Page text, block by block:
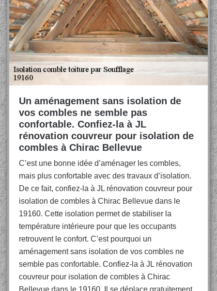
Un aménagement sans isolation de
vos combles ne semble pas
confortable. Confiez-la à JL
rénovation couvreur pour isolation de
combles à Chirac Bellevue
C’est une bonne idée d’aménager les combles,
mais plus confortable avec des travaux d’isolation.
De ce fait, confiez-la à JL rénovation couvreur pour
isolation de combles à Chirac Bellevue dans le
19160. Cette isolation permet de stabiliser la
température intérieure pour que les occupants
retrouvent le confort. C’est pourquoi un
aménagement sans isolation de vos combles ne
semble pas confortable. Confiez-la à JL rénovation
couvreur pour isolation de combles à Chirac
Bellevue dans le 19160. Il se déplace gratuitement